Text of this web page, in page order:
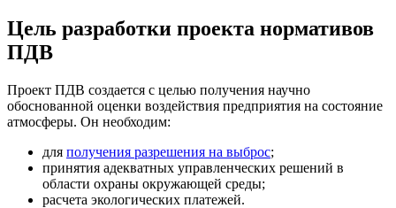
Цель разработки проекта нормативов
ПДВ
Проект ПДВ создается с целью получения научно
обоснованной оценки воздействия предприятия на состояние
атмосферы. Он необходим:
для получения разрешения на выброс;
принятия адекватных управленческих решений в
области охраны окружающей среды;
расчета экологических платежей.